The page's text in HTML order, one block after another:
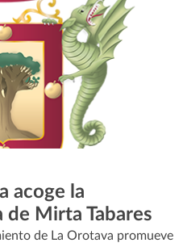
acoge la
Mirta Tabares
de La Orotava promueve